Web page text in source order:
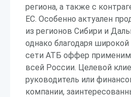
региона, а также с
ЕС. Особенно актуален
из регионов Сибири и
однако благодаря широкой
сети АТБ оффер применим
всей России. Целевой
руководитель или
компании,